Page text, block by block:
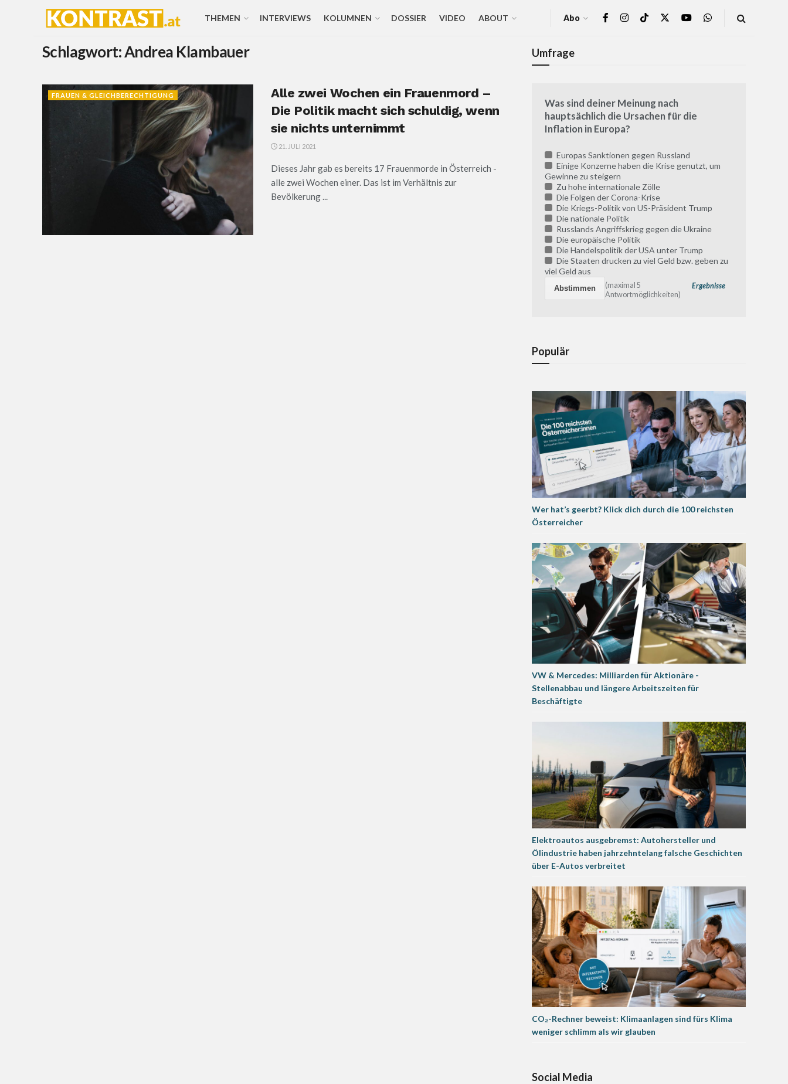
THEMEN INTERVIEWS KOLUMNEN DOSSIER VIDEO ABOUT Abo
Schlagwort:Andrea Klambauer
FRAUEN & GLEICHBERECHTIGUNG
Alle zwei Wochen ein Frauenmord –
Die Politik macht sich schuldig, wenn
sie nichts unternimmt
21. JULI 2021
Dieses Jahr gab es bereits 17 Frauenmorde in Österreich -
alle zwei Wochen einer. Das ist im Verhältnis zur
Bevölkerung ...
Umfrage
Was sind deiner Meinung nach
hauptsächlich die Ursachen für die
Inflation in Europa?
Europas Sanktionen gegen Russland
Einige Konzerne haben die Krise genutzt, um
Gewinne zu steigern
Zu hohe internationale Zölle
Die Folgen der Corona-Krise
Die Kriegs-Politik von US-Präsident Trump
Die nationale Politik
Russlands Angriffskrieg gegen die Ukraine
Die europäische Politik
Die Handelspolitik der USA unter Trump
Die Staaten drucken zu viel Geld bzw. geben zu
viel Geld aus
Ergebnisse
(maximal 5
Antwortmöglichkeiten)
Populär
Wer hat’s geerbt? Klick dich durch die 100 reichsten
Österreicher
VW & Mercedes: Milliarden für Aktionäre -
Stellenabbau und längere Arbeitszeiten für
Beschäftigte
Elektroautos ausgebremst: Autohersteller und
Ölindustrie haben jahrzehntelang falsche Geschichten
über E-Autos verbreitet
CO₂-Rechner beweist: Klimaanlagen sind fürs Klima
weniger schlimm als wir glauben
Social Media